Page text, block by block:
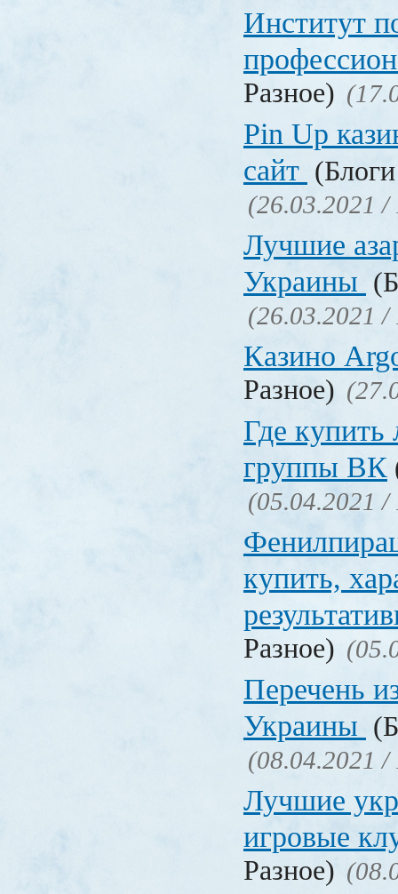
Институт
Разное)
Pin Up
сайт
(26.03.2021 /
Лучшие
Украины
(26.03.2021 /
Казино
Разное)
Где купить
группы ВК
(05.04.2021 /
купить,
Разное)
Перечень
Украины
(08.04.2021 /
Лучшие
игровые
Разное)